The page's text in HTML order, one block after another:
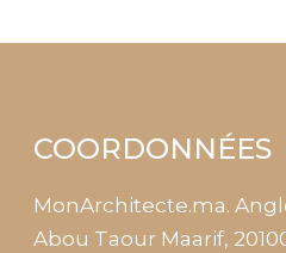
COORDONNÉES
MonArchitecte.ma.
Abou Taour Maarif,